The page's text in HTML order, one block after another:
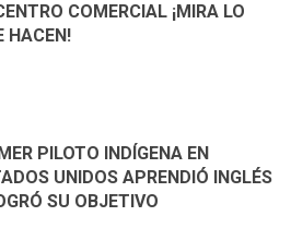
COMERCIAL ¡MIRA LO
HACEN!
PILOTO INDÍGENA EN
UNIDOS APRENDIÓ INGLÉS
SU OBJETIVO